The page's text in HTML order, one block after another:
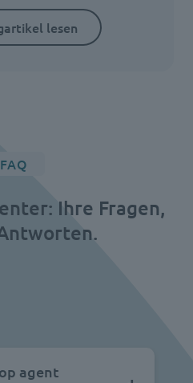
lesen
FAQ
Ihre Fragen,
agent